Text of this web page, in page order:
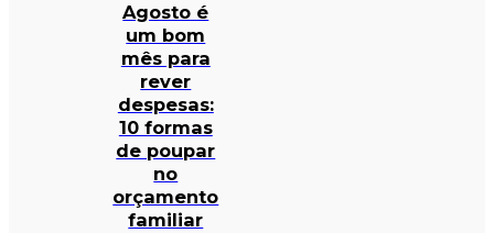
Agosto é
um bom
mês para
rever
despesas:
10 formas
de poupar
no
orçamento
familiar